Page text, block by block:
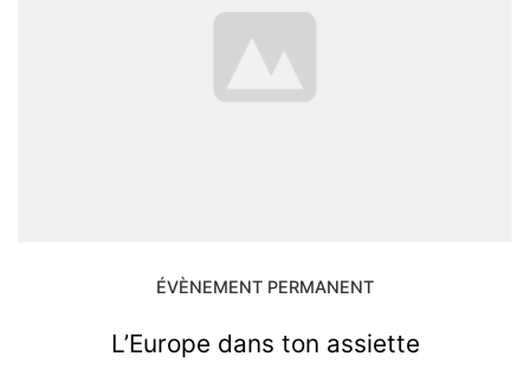
ÉVÈNEMENT PERMANENT
L’Europe dans ton assiette